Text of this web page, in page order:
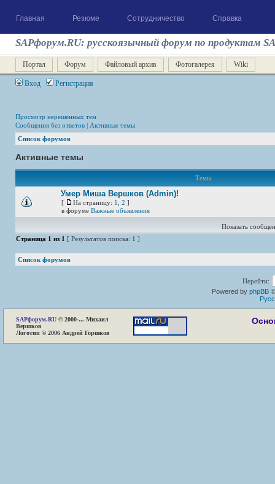
Главная Резюме Сотрудничество Справка
SAPфорум.RU: русскоязычный форум по продуктам
Портал Форум Файловый архив Фотогалерея Wiki
Вход Регистрация
Просмотр нерешенных тем
Сообщения без ответов | Активные темы
Список форумов
Активные темы
Темы
Умер Миша Вершков (Admin)!
[ На страницу: 1 2 ]
в форуме Важные объявления
Показать
Страница 1 из 1 [ Результатов поиска: 1 ]
Список форумов
Перейти:
Powered by phpBB
SAPфорум.RU © 2000-... Михаил
Вершков
Логотип © 2006 Андрей Горшков